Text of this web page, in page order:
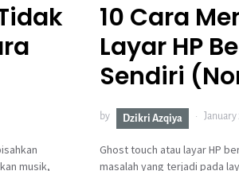
musik,
10 Cara
Layar HP
Sendiri
by Dzikri Azqiya January
Ghost touch atau layar HP
masalah yang terjadi pada